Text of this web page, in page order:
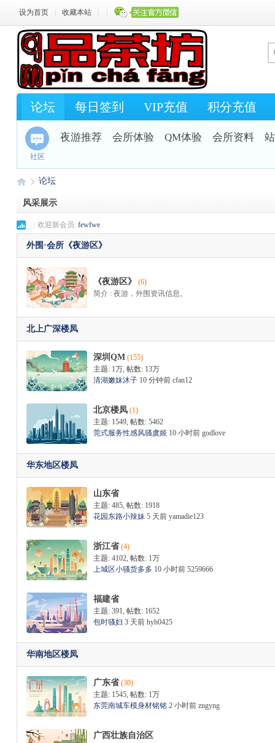
设为首页 收藏本站
论坛 每日签到 VIP充值 积分充值
社区
夜游推荐 会所体验 QM体验 会所资料
Q
品
»
论坛
风采展示
欢迎新会员: fewfwe
外围·会所《夜游区》
《夜游区》
(6)
简介 : 夜游，外围资讯信息。
北上广深楼凤
深圳QM (155)
主题: 1万, 帖数: 13万
清湖嫩妹沐子 10 分钟前 cfan12
北京楼凤 (1)
主题: 1549, 帖数: 5462
莞式服务性感风骚虞姬 10 小时前 godlove
华东地区楼凤
山东省
主题: 485, 帖数: 1918
花园东路小辣妹 5 天前 yamadie123
浙江省(4)
主题: 4102, 帖数: 1万
上城区小骚货多多 10 小时前 5259666
福建省
主题: 391, 帖数: 1652
包时骚妇 3 天前 hyh0425
华南地区楼凤
广东省(30)
主题: 1545, 帖数: 1万
东莞南城车模身材铭铭 2 小时前 zngyng
广西壮族自治区